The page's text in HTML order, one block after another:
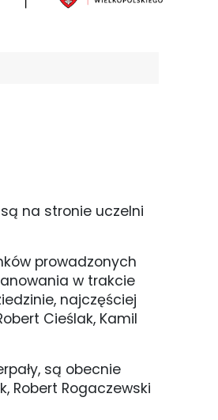
na stronie uczelni
prowadzonych
w trakcie
najczęściej
Cieślak, Kamil
są obecnie
Robert Rogaczewski